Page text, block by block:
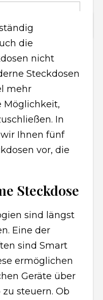
die
nicht
Steckdosen
mehr
Möglichkeit,
In
Ihnen fünf
vor, die
Steckdose
sind längst
Eine der
sind Smart
ermöglichen
Geräte über
steuern. Ob